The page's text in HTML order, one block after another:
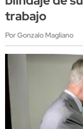
trabajo
Por Gonzalo Magliano